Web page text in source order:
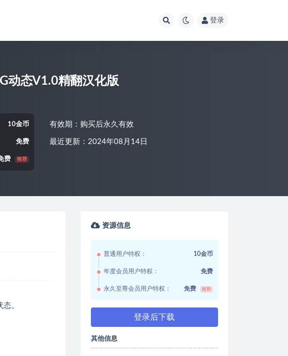
登录
动态V1.0精翻汉化版
10金币
免费
费 推荐
有效期：购买后永久有效
最近更新：2024年08月14日
。
资源信息
普通用户特权： 10金币
年度会员用户特权： 免费
永久至尊会员用户特权： 免费 推荐
登录后下载
其他信息